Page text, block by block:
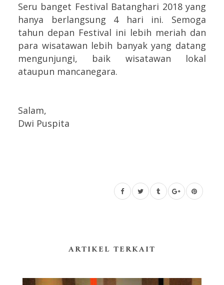
Seru banget Festival Batanghari 2018 yang
hanya berlangsung 4 hari ini. Semoga
tahun depan Festival ini lebih meriah dan
para wisatawan lebih banyak yang datang
mengunjungi, baik wisatawan lokal
ataupun mancanegara.
Salam,
Dwi Puspita
ARTIKEL TERKAIT